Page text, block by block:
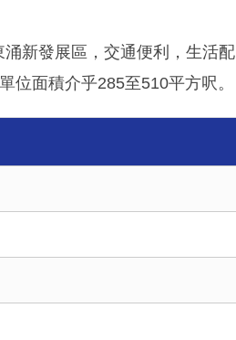
新發展區，交通便利，生活配
位面積介乎285至510平方呎。